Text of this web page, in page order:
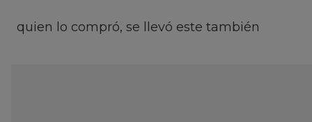
quien lo compró, se llevó este también